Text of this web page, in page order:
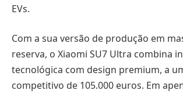
EVs.
Com a sua versão de produção em
reserva, o Xiaomi SU7 Ultra combina
tecnológica com design premium, a
competitivo de 105.000 euros. Em